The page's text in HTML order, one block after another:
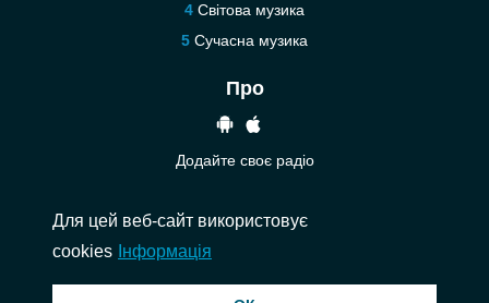
Світова музика
Сучасна музика
Про
Додайте своє радіо
Зв’язатися з нами
Для цей веб-сайт використовує
cookies Інформація